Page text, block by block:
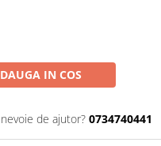
IN COS
de ajutor? 0734740441